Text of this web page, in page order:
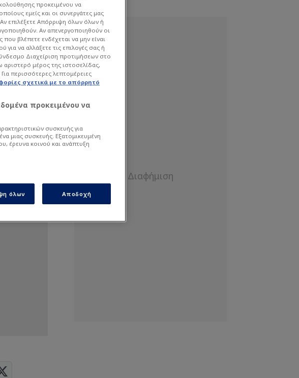
τους
προκειμένου να
εμείς και οι συνεργάτες μας
επιλέξετε Απόρριψη όλων όλων ή
Αν απενεργοποιηθούν οι
βλέπετε ενδέχεται να μην είναι
να αλλάξετε τις επιλογές σας ή
Διαχείριση προτιμήσεων στο
μέρος της ιστοσελίδας,
περισσότερες λεπτομέρειες
σχετικά με το απόρρητό
προκειμένου να
συσκευής για
μιας συσκευής. Εξατομικευμένη
έρευνα κοινού και ανάπτυξη
όλων Αποδοχή